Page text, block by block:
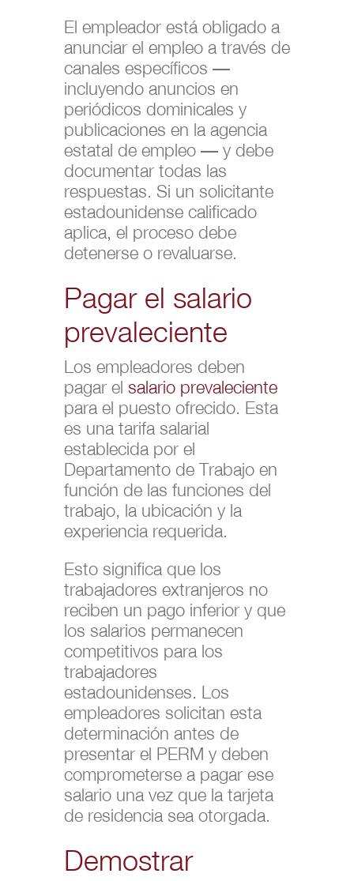
El empleador está obligado a
anunciar el empleo a través de
canales específicos —
incluyendo anuncios en
periódicos dominicales y
publicaciones en la agencia
estatal de empleo — y debe
documentar todas las
respuestas. Si un solicitante
estadounidense calificado
aplica, el proceso debe
detenerse o revaluarse.
Pagar el salario
prevaleciente
Los empleadores deben
pagar el salario prevaleciente
para el puesto ofrecido. Esta
es una tarifa salarial
establecida por el
Departamento de Trabajo en
función de las funciones del
trabajo, la ubicación y la
experiencia requerida.
Esto significa que los
trabajadores extranjeros no
reciben un pago inferior y que
los salarios permanecen
competitivos para los
trabajadores
estadounidenses. Los
empleadores solicitan esta
determinación antes de
presentar el PERM y deben
comprometerse a pagar ese
salario una vez que la tarjeta
de residencia sea otorgada.
Demostrar